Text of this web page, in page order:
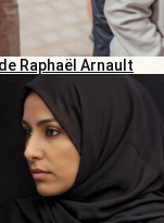
Raphaël Arnault